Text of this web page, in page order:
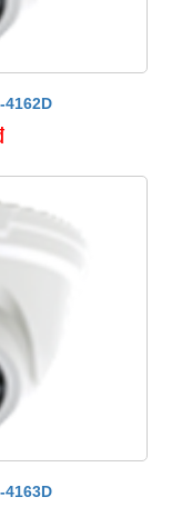
4162D
4163D